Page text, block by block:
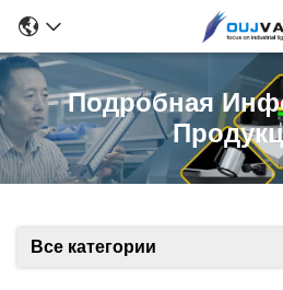
Подробная
Все категории